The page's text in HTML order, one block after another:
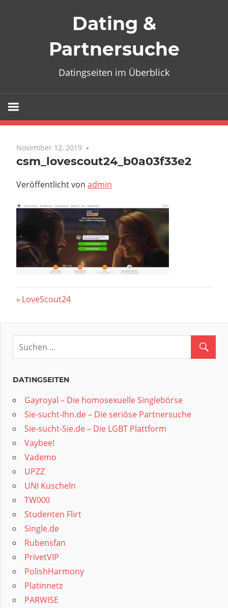
Dating &
Partnersuche
Datingseiten im Überblick
November 12, 2019
csm_lovescout24_b0a03f33e2
Veröffentlicht von admin
Beitragsnavigation
Vorheriger
LoveScout24
DATINGSEITEN
Gayroyal – Die homosexuelle Singlebörse
Sie-sucht-Ihn.de – Die seriöse Partnersuche
Sie-sucht-Sie.de – Die LGBT Plattform
Vaybee!
Vademo
UPZZ
UNI Kuscheln
TWIXXI
Studenten Flirt
Single.de
Rubensfan
PrivetVIP
PolishHarmony
Platinnetz
PARWISE